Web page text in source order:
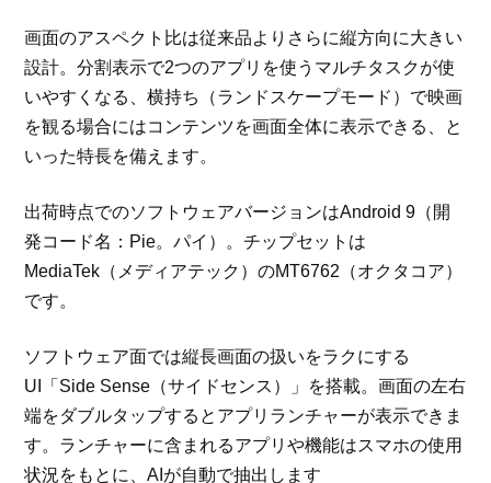
画面のアスペクト比は従来品よりさらに縦方向に大きい
設計。分割表示で2つのアプリを使うマルチタスクが使
いやすくなる、横持ち（ランドスケープモード）で映画
を観る場合にはコンテンツを画面全体に表示できる、と
いった特長を備えます。
出荷時点でのソフトウェアバージョンはAndroid 9（開
発コード名：Pie。パイ）。チップセットは
MediaTek（メディアテック）のMT6762（オクタコア）
です。
ソフトウェア面では縦長画面の扱いをラクにする
UI「Side Sense（サイドセンス）」を搭載。画面の左右
端をダブルタップするとアプリランチャーが表示できま
す。ランチャーに含まれるアプリや機能はスマホの使用
状況をもとに、AIが自動で抽出します